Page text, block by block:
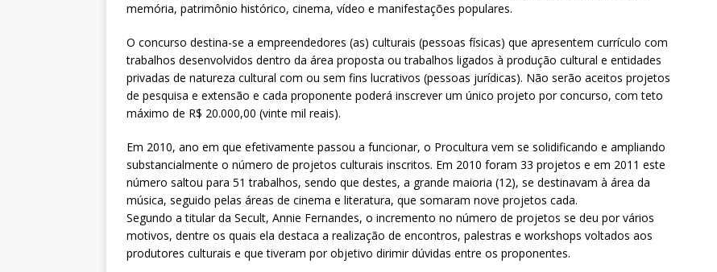
memória, patrimônio histórico, cinema, vídeo e manifestações populares.
O concurso destina-se a empreendedores (as) culturais (pessoas físicas) que apresentem currículo com
trabalhos desenvolvidos dentro da área proposta ou trabalhos ligados à produção cultural e entidades
privadas de natureza cultural com ou sem fins lucrativos (pessoas jurídicas). Não serão aceitos projetos
de pesquisa e extensão e cada proponente poderá inscrever um único projeto por concurso, com teto
máximo de R$ 20.000,00 (vinte mil reais).
Em 2010, ano em que efetivamente passou a funcionar, o Procultura vem se solidificando e ampliando
substancialmente o número de projetos culturais inscritos. Em 2010 foram 33 projetos e em 2011 este
número saltou para 51 trabalhos, sendo que destes, a grande maioria (12), se destinavam à área da
música, seguido pelas áreas de cinema e literatura, que somaram nove projetos cada.
Segundo a titular da Secult, Annie Fernandes, o incremento no número de projetos se deu por vários
motivos, dentre os quais ela destaca a realização de encontros, palestras e workshops voltados aos
produtores culturais e que tiveram por objetivo dirimir dúvidas entre os proponentes.